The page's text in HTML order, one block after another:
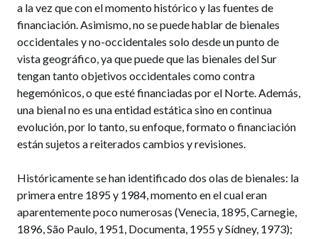
a la vez que con el momento histórico y las fuentes de
financiación. Asimismo, no se puede hablar de bienales
occidentales y no-occidentales solo desde un punto de
vista geográfico, ya que puede que las bienales del Sur
tengan tanto objetivos occidentales como contra
hegemónicos, o que esté financiadas por el Norte. Además,
una bienal no es una entidad estática sino en continua
evolución, por lo tanto, su enfoque, formato o financiación
están sujetos a reiterados cambios y revisiones.
Históricamente se han identificado dos olas de bienales: la
primera entre 1895 y 1984, momento en el cual eran
aparentemente poco numerosas (Venecia, 1895, Carnegie,
1896, São Paulo, 1951, Documenta, 1955 y Sídney, 1973);